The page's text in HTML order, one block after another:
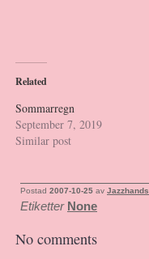
Related
Sommarregn
September 7, 2019
Similar post
Postad 2007-10-25 av Jazzhands
Etiketter None
No comments